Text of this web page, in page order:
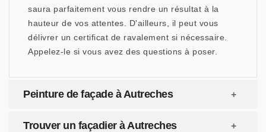
saura parfaitement vous rendre un résultat à la
hauteur de vos attentes. D'ailleurs, il peut vous
délivrer un certificat de ravalement si nécessaire.
Appelez-le si vous avez des questions à poser.
Peinture de façade à Autreches
Trouver un façadier à Autreches